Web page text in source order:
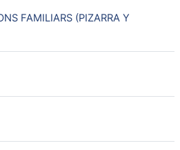
FAMILIARS (PIZARRA Y